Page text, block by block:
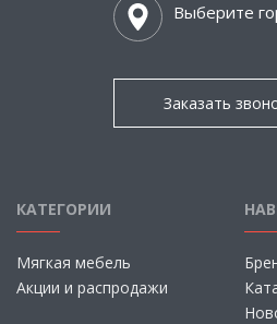
Выберите
Заказать
КАТЕГОРИИ
Мягкая мебель
Акции и распродажи